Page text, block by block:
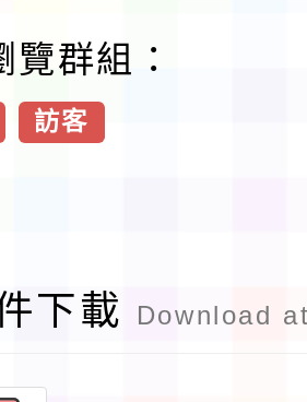
覽群組：
訪客
下載 Download